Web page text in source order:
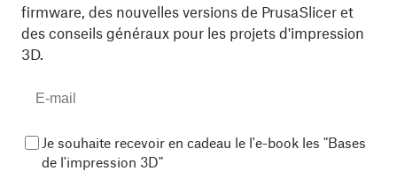
firmware, des nouvelles versions de PrusaSlicer et
des conseils généraux pour les projets d'impression
3D.
Je souhaite recevoir en cadeau le l'e-book les "Bases
de l'impression 3D"